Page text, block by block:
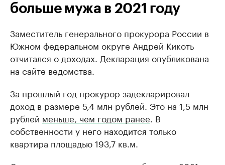
больше мужа в 2021 году
Заместитель генерального прокурора России в
Южном федеральном округе Андрей Кикоть
отчитался о доходах. Декларация опубликована
на сайте ведомства.
За прошлый год прокурор задекларировал
доход в размере 5,4 млн рублей. Это на 1,5 млн
рублей меньше, чем годом ранее . В
собственности у него находится только
квартира площадью 193,7 кв.м.